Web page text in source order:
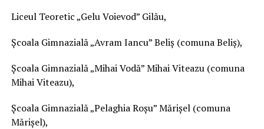
Liceul Teoretic „Gelu Voievod” Gilău,
Școala Gimnazială „Avram Iancu” Beliș (comuna Beliș),
Școala Gimnazială „Mihai Vodă” Mihai Viteazu (comuna
Mihai Viteazu),
Școala Gimnazială „Pelaghia Roșu” Mărișel (comuna
Mărișel),